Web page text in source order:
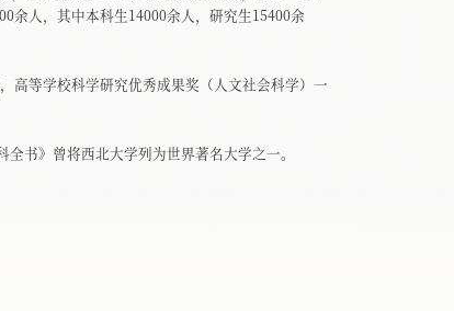
人，其中本科生14000余人，研究生15400余
高等学校科学研究优秀成果奖（人文社会科学）一
书》曾将西北大学列为世界著名大学之一。